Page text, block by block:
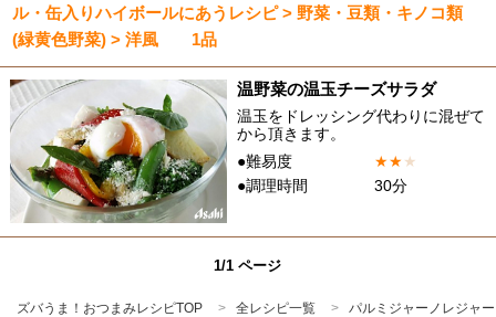
ル・缶入りハイボールにあうレシピ > 野菜・豆類・キノコ類
(緑黄色野菜) > 洋風 1品
温野菜の温玉チーズサラダ
温玉をドレッシング代わりに混ぜて
から頂きます。
●難易度
★★★
●調理時間
30分
1/1 ページ
ズバうま！おつまみレシピTOP 全レシピ一覧
パルミジャーノレジャ